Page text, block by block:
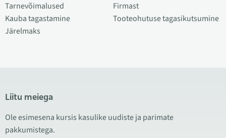
Tarnevõimalused
Kauba tagastamine
Järelmaks
Firmast
Tooteohutuse tagasikutsumine
Liitu meiega
Ole esimesena kursis kasulike uudiste ja parimate
pakkumistega.